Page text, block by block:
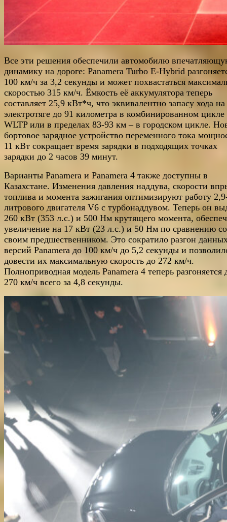
Все эти решения обеспечили автомобилю
динамику на дороге: Panamera Turbo E-Hybrid
100 км/ч за 3,2 секунды и может похвастаться
скоростью 315 км/ч. Ёмкость её аккумулятора теперь
составляет 25,9 кВт*ч, что эквивалентно запасу хода на
электротяге до 91 километра в комбинированном цикле
WLTP или в пределах 83-93 км – в городском цикле.
бортовое зарядное устройство переменного тока
11 кВт сокращает время зарядки в подходящих точках
зарядки до 2 часов 39 минут.
Варианты Panamera и Panamera 4 также доступны в
Казахстане. Изменения давления наддува, скорости
топлива и момента зажигания оптимизируют работу
литрового двигателя V6 с турбонаддувом. Теперь он
260 кВт (353 л.с.) и 500 Нм крутящего момента,
увеличение на 17 кВт (23 л.с.) и 50 Нм по сравнению со
своим предшественником. Это сократило разгон
версий Panamera до 100 км/ч до 5,2 секунды и
довести их максимальную скорость до 272 км/ч.
Полноприводная модель Panamera 4 теперь разгоняется
270 км/ч всего за 4,8 секунды.